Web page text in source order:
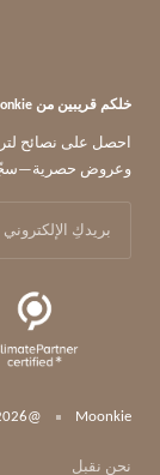
خلكم قريبين من Moonkie
احصل على نصائح
وعروض
بريدكِ الإلكتروني
Moonkie
@2026
نحن نقبل